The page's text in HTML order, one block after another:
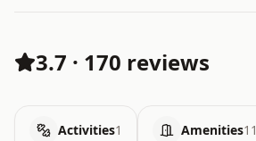
3.7 · 170 reviews
Activities1 Amenities11